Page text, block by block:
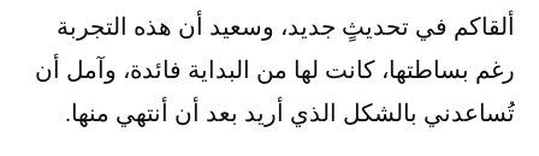
ألقاكم في تحديثٍ جديد، وسعيد أن هذه التجربة
رغم بساطتها، كانت لها من البداية فائدة، وآمل أن
تُساعدني بالشكل الذي أريد بعد أن أنتهي منها.